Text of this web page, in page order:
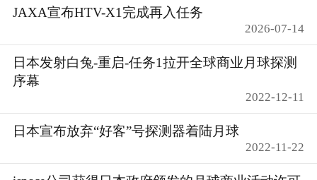
JAXA宣布HTV-X1完成再入任务
2026-07-14
日本发射白兔-重启-任务1拉开全球商业月球探测
序幕
2022-12-11
日本宣布放弃“好客”号探测器着陆月球
2022-11-22